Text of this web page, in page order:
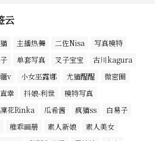
云
主播热舞 二佐Nisa
写真模特
单套写真 叉子宝宝
古川kagura
v
小女巫露娜 尤猫醒醒
微密圈
幸
抖娘-利世
模特写真
花Rinka
瓜希酱 疯猫ss
白易子
稚乖画册 素人新娘
素人美女